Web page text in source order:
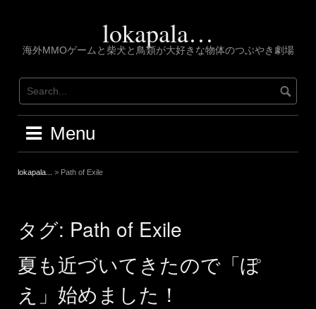
lokapala…
海外MMOゲームと柴犬と鳥類が大好きな物体のつぶやき劇場
Menu
lokapala... > Path of Exile
タグ: Path of Exile
夏も近づいてきたので「ぽ
え」始めました！